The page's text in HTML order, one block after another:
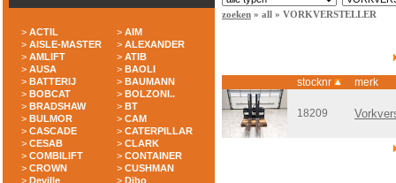
> ACTIL > AIM
> AISLE-MASTER > ALEXANDER
> AMLIFT > ATIB
> AUSA > BAOLI
> BATTERIJ > BAUMANN
> BOBCAT > BOLZONI..
> BRADSHAW > BT
> BULMOR > CAM
> CASCADE > CATERPILLAR
> CESAB > CLARK
> COMBILIFT > CONTAINER
> CROWN > CUSHMAN
> Deville > Dibo
zoeken » all » VORKVERSTELLER
stocknr merk
18209